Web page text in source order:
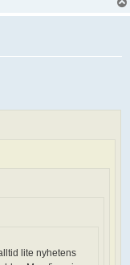
lite nyhetens